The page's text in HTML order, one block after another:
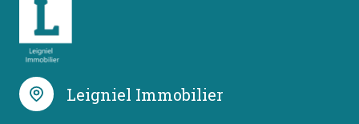
Leigniel Immobilier